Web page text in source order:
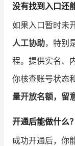
没有找到入口还
如果入口暂时未
人工协助，特别
程。提供实名、
你核查账号状态
量开放名额，留
开通后能做什么
成功开通后，你